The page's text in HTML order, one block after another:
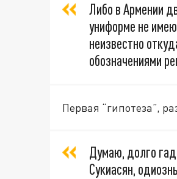
Либо в Армении
униформе не
неизвестно
обозначениями
Первая “гипотеза”,
Думаю, долго
Сукиасян,